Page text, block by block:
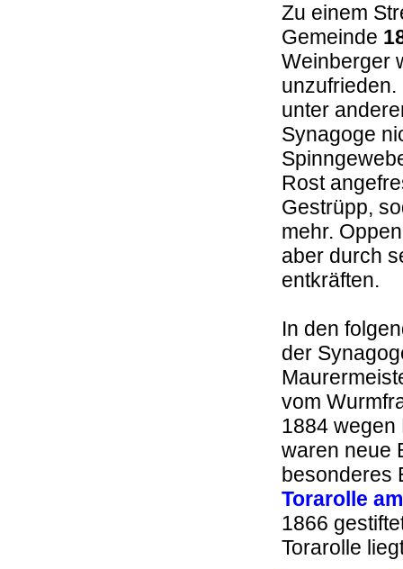
Zu einem
Gemeinde
Weinberger
unter
Synagoge
Rost
Gestrüpp,
mehr.
aber durch
entkräften.
In den
der
vom
1884 wegen
waren neue
besonderes
Torarolle
1866
Torarolle